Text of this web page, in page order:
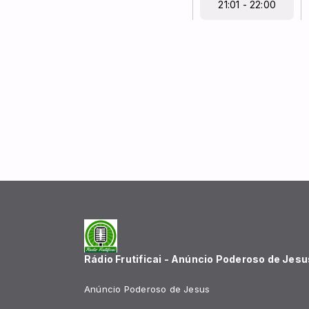
21:01 - 22:00
Rádio Frutificai - Anúncio Poderoso de
Anúncio Poderoso de Jesus